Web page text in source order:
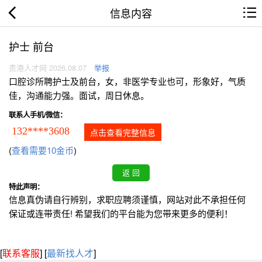
信息内容
护士 前台
贵港人才网 2026.08.07 举报
口腔诊所聘护士及前台，女，非医学专业也可，形象好，气质
佳，沟通能力强。面试，周日休息。
联系人手机/微信：
132****3608 点击查看完整信息
(查看需要10金币)
特此声明：
信息真伪请自行辨别，求职应聘须谨慎，网站对此不承担任何
保证或连带责任! 希望我们的平台能为您带来更多的便利！
[联系客服] [最新找人才]